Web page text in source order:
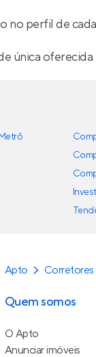
no perfil de
única
Apto Corretores
Quem somos
O Apto
Anunciar imóveis